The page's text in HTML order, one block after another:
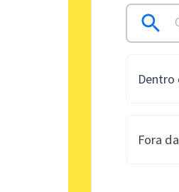
Dentro
Fora